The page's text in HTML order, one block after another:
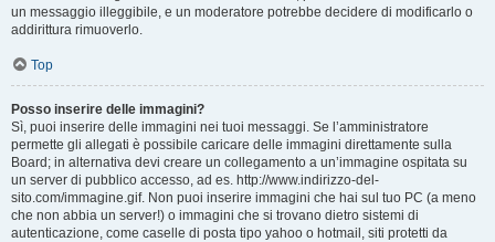
un messaggio illeggibile, e un moderatore potrebbe decidere di modificarlo o
addirittura rimuoverlo.
Top
Posso inserire delle immagini?
Sì, puoi inserire delle immagini nei tuoi messaggi. Se l’amministratore
permette gli allegati è possibile caricare delle immagini direttamente sulla
Board; in alternativa devi creare un collegamento a un’immagine ospitata su
un server di pubblico accesso, ad es. http://www.indirizzo-del-
sito.com/immagine.gif. Non puoi inserire immagini che hai sul tuo PC (a meno
che non abbia un server!) o immagini che si trovano dietro sistemi di
autenticazione, come caselle di posta tipo yahoo o hotmail, siti protetti da